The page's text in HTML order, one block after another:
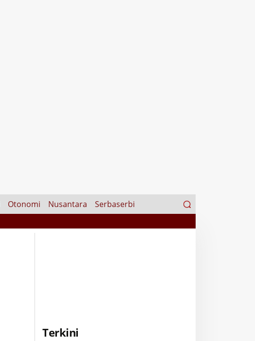
Otonomi Nusantara Serbaserbi
Search
for:
Terkini